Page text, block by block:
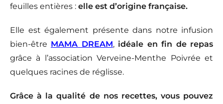
feuilles entières : elle est d’origine française.
Elle est également présente dans notre infusion
bien-être MAMA DREAM, idéale en fin de repas
grâce à l’association Verveine-Menthe Poivrée et
quelques racines de réglisse.
Grâce à la qualité de nos recettes, vous pouvez